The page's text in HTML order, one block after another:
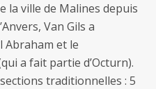
la ville de Malines depuis
Van Gils a
Abraham et le
a fait partie d’Octurn).
traditionnelles : 5